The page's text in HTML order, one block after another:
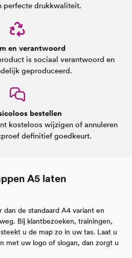
perfecte drukkwaliteit.
en verantwoord
is sociaal verantwoord en
geproduceerd.
bestellen
kosteloos wijzigen of annuleren
definitief goedkeurt.
A5 laten
dan de standaard A4 variant en
Bij klantbezoeken, trainingen,
u de map zo in uw tas. Laat u
met uw logo of slogan, dan zorgt u